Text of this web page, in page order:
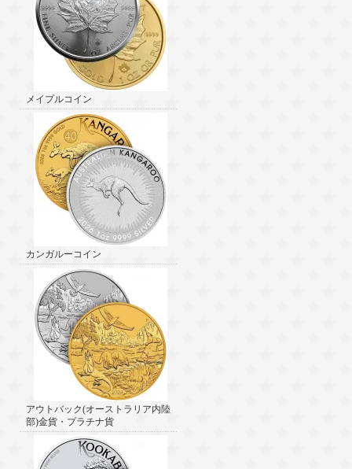
メイプルコイン
カンガルーコイン
アウトバック(オーストラリア内陸
部)金貨・プラチナ貨